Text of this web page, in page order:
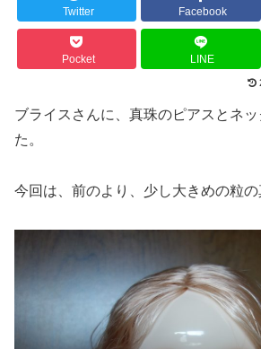
Twitter Facebook
Pocket LINE
ブライスさんに、真珠のピアスとネ
た。
今回は、前のより、少し大きめの粒の